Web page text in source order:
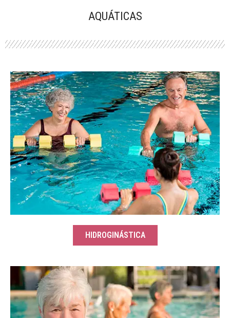
AQUÁTICAS
HIDROGINÁSTICA